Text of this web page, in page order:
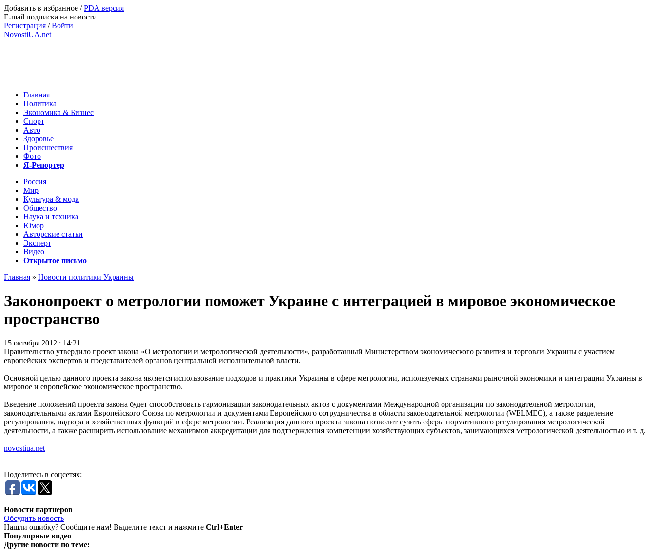
Добавить в избранное /PDA версия
E-mail подписка на новости
Регистрация /Войти
NovostiUA.net
Главная
Политика
Экономика & Бизнес
Спорт
Авто
Здоровье
Происшествия
Фото
Я-Репортер
Россия
Мир
Культура & мода
Общество
Наука и техника
Юмор
Авторские статьи
Эксперт
Видео
Открытое письмо
Главная » Новости политики Украины
Законопроект о метрологии поможет Украине с интеграцией в мировое экономическое
пространство
15 октября 2012 : 14:21
Правительство утвердило проект закона «О метрологии и метрологической деятельности», разработанный Министерством экономического развития и торговли Украины с участием
европейских экспертов и представителей органов центральной исполнительной власти.
Основной целью данного проекта закона является использование подходов и практики Украины в сфере метрологии, используемых странами рыночной экономики и интеграции Украины в
мировое и европейское экономическое пространство.
Введение положений проекта закона будет способствовать гармонизации законодательных актов с документами Международной организации по законодательной метрологии,
законодательными актами Европейского Союза по метрологии и документами Европейского сотрудничества в области законодательной метрологии (WELMEC), а также разделение
регулирования, надзора и хозяйственных функций в сфере метрологии. Реализация данного проекта закона позволит сузить сферы нормативного регулирования метрологической
деятельности, а также расширить использование механизмов аккредитации для подтверждения компетенции хозяйствующих субъектов, занимающихся метрологической деятельностью и т. д.
novostiua.net
Поделитесь в соцсетях:
Новости партнеров
Обсудить новость
Нашли ошибку? Сообщите нам! Выделите текст и нажмите Ctrl+Enter
Популярные видео
Другие новости по теме: